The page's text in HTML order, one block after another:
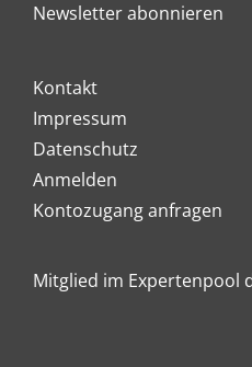
Newsletter abonnieren
Kontakt
Impressum
Datenschutz
Anmelden
Kontozugang anfragen
Mitglied im Expertenpool